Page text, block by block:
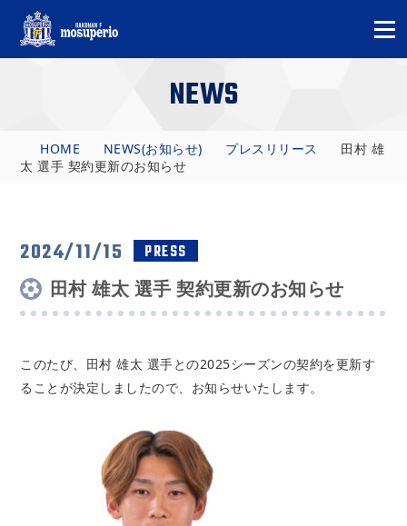
NEWS
HOME NEWS(お知らせ) プレスリリース
田村 雄
太 選手 契約更新のお知らせ
2024/11/15 PRESS
田村 雄太 選手 契約更新のお知らせ
このたび、 田村 雄太 選手との2025シーズンの契約を更新す
ることが決定しましたので、お知らせいたします。